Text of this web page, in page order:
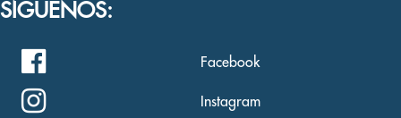
SÍGUENOS:
Facebook
Instagram